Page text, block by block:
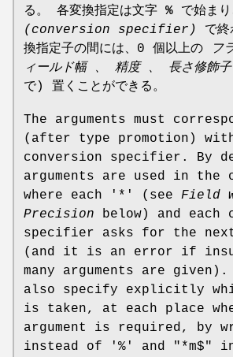
る。 各変換指定は文字 % で始ま
(conversion specifier)
で終
換指定子の間には、0 個以上の
フ
ィールド幅 、
精度 、 長さ修飾子
で) 置くことができる。
The arguments must
(after type promotion)
conversion specifier. By
arguments are used in the
where each '*' (see Field
Precision below) and each
specifier asks for the next
(and it is an error if
many arguments are given).
also specify explicitly
is taken, at each place
argument is required, by
instead of '%' and "*m$"